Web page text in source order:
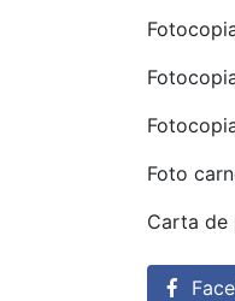
Foto
Carta de